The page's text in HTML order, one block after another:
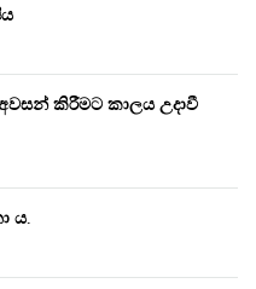
කිරීමට කාලය උදාවී
ය.